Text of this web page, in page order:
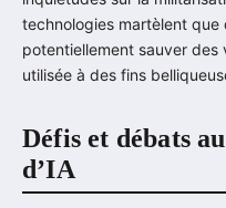
technologies martèlent
potentiellement sauver des
utilisée à des fins
Défis et débats
d’IA